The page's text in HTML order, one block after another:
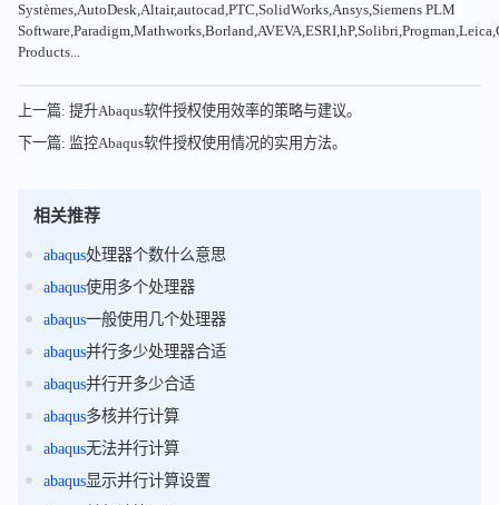
Systèmes,AutoDesk,Altair,autocad,PTC,SolidWorks,Ansys,Siemens PLM
Products...
上一篇: 提升Abaqus软件授权使用效率的策略与建议。
下一篇: 监控Abaqus软件授权使用情况的实用方法。
相关推荐
abaqus处理器个数什么意思
abaqus使用多个处理器
abaqus一般使用几个处理器
abaqus并行多少处理器合适
abaqus并行开多少合适
abaqus多核并行计算
abaqus无法并行计算
abaqus显示并行计算设置